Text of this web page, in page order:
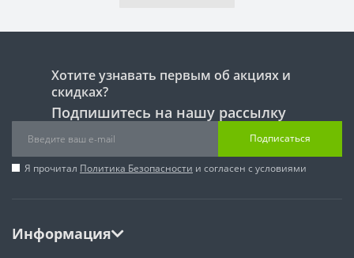
Хотите узнавать первым об акциях и
скидках?
Подпишитесь на нашу рассылку
Подписаться
Я прочитал Политика Безопасности и согласен с условиями
Информация